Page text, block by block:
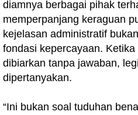
diamnya berbagai pihak
memperpanjang keraguan
kejelasan administratif
fondasi kepercayaan.
dibiarkan tanpa jawaban,
dipertanyakan.
“Ini bukan soal tuduhan